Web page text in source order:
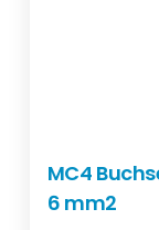
MC4
6 mm2